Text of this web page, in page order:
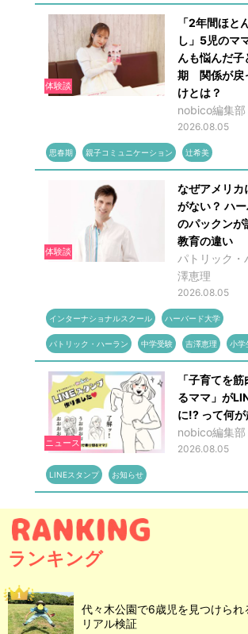
体験談
「2年間ほと
し」5児のマ
んも悩んだ子
期 関係が戻
けとは？
nobico編集部
2026.08.05
思春期 親子コミュニケーション 辻希美
体験談
なぜアメリカ
がない？ ハ
のパックンが
教育の違い
パトリック・
澤恵理
2026.08.05
インターナショナルスクール ハーバード大学
パトリック・ハーラン 中学受験 吉澤恵理 小学
ニュース
「子育てを
るママ」が
に!? って何が
nobico編集部
2026.08.05
LINEスタンプ お知らせ
ランキング
代々木公園で6歳児を見つけられ
リアル検証